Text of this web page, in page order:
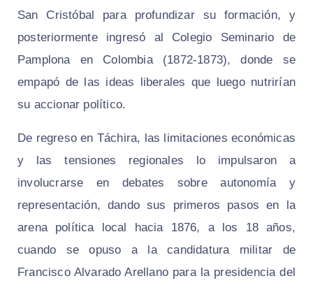
San Cristóbal para profundizar su formación, y
posteriormente ingresó al Colegio Seminario de
Pamplona en Colombia (1872-1873), donde se
empapó de las ideas liberales que luego nutrirían
su accionar político.
De regreso en Táchira, las limitaciones económicas
y las tensiones regionales lo impulsaron a
involucrarse en debates sobre autonomía y
representación, dando sus primeros pasos en la
arena política local hacia 1876, a los 18 años,
cuando se opuso a la candidatura militar de
Francisco Alvarado Arellano para la presidencia del